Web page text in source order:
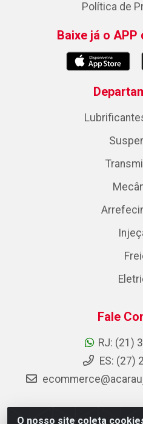
O nosso site coleta
Política de
Baixe já o APP
Fale
RJ: (21)
ES: (27)